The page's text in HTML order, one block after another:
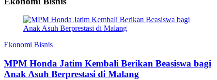
Ekonomi Bisnis
MPM Honda Jatim Kembali Berikan Beasiswa bagi
Anak Asuh Berprestasi di Malang